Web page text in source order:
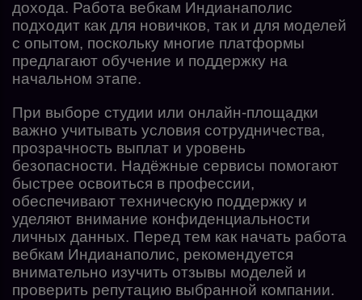
дохода. Работа вебкам Индианаполис
подходит как для новичков, так и для моделей
с опытом, поскольку многие платформы
предлагают обучение и поддержку на
начальном этапе.
При выборе студии или онлайн-площадки
важно учитывать условия сотрудничества,
прозрачность выплат и уровень
безопасности. Надёжные сервисы помогают
быстрее освоиться в профессии,
обеспечивают техническую поддержку и
уделяют внимание конфиденциальности
личных данных. Перед тем как начать работа
вебкам Индианаполис, рекомендуется
внимательно изучить отзывы моделей и
проверить репутацию выбранной компании.